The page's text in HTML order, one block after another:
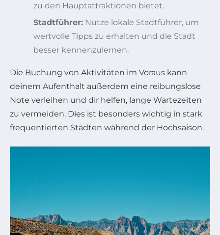
zu den Hauptattraktionen bietet.
Stadtführer: Nutze lokale Stadtführer, um
wertvolle Tipps zu erhalten und die Stadt
besser kennenzulernen.
Die Buchung von Aktivitäten im Voraus kann
deinem Aufenthalt außerdem eine reibungslose
Note verleihen und dir helfen, lange Wartezeiten
zu vermeiden. Dies ist besonders wichtig in stark
frequentierten Städten während der Hochsaison.